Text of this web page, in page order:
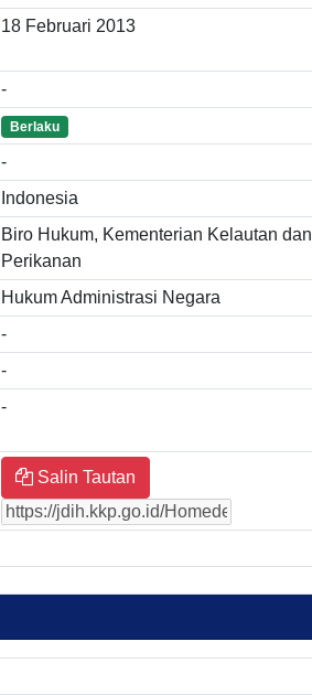
18 Februari 2013
-
Berlaku
-
Indonesia
Biro Hukum, Kementerian Kelautan dan
Perikanan
Hukum Administrasi Negara
-
-
-
Salin Tautan